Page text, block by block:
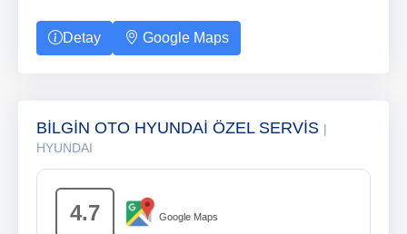
Detay Google Maps
BİLGİN OTO HYUNDAİ ÖZEL SERVİS |
HYUNDAI
4.7 Google Maps